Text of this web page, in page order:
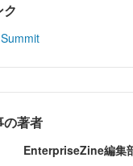
の著者
EnterpriseZine編集